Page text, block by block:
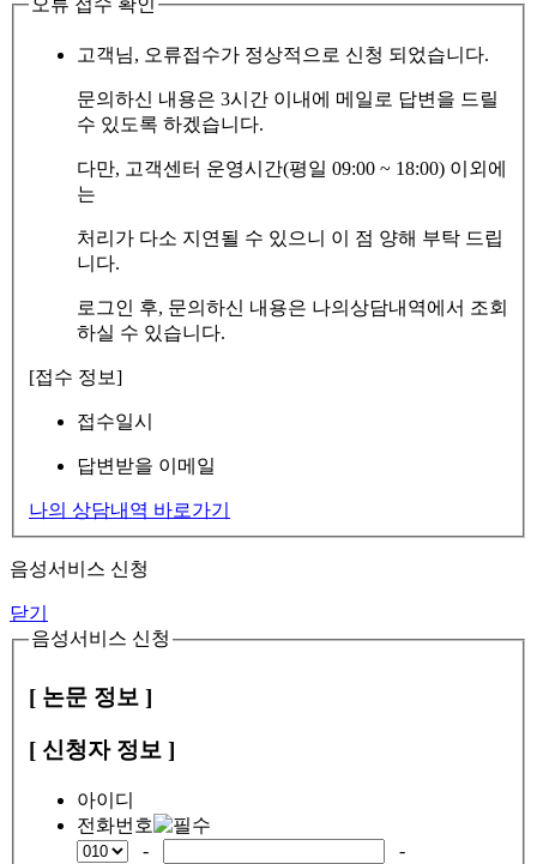
고객님, 오류접수가 정상적으로 신청 되었습니다.
문의하신 내용은 3시간 이내에 메일로 답변을 드릴
수 있도록 하겠습니다.
다만, 고객센터 운영시간(평일 09:00 ~ 18:00) 이외에
는
처리가 다소 지연될 수 있으니 이 점 양해 부탁 드립
니다.
로그인 후, 문의하신 내용은 나의상담내역에서 조회
하실 수 있습니다.
[접수 정보]
접수일시
답변받을 이메일
나의 상담내역 바로가기
음성서비스 신청
닫기
음성서비스 신청
[ 논문 정보 ]
[ 신청자 정보 ]
아이디
전화번호
-
-